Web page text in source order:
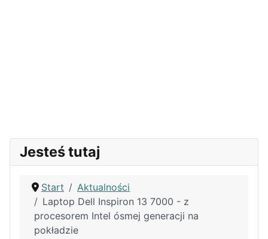
Jesteś tutaj
Start
Aktualności
Laptop Dell Inspiron 13 7000 - z
procesorem Intel ósmej generacji na
pokładzie